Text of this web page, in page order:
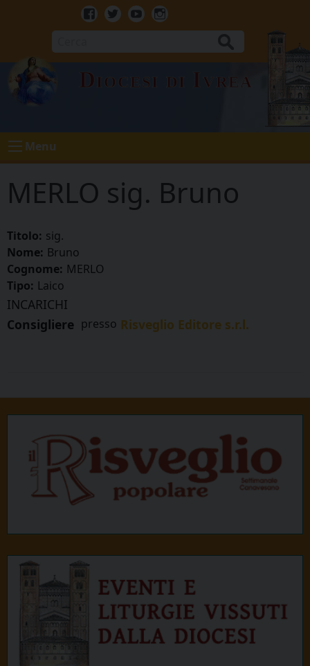
Facebook
TwitterYoutubeInstagram
Diocesi di Ivrea
Menu
MERLO sig. Bruno
Titolo: sig.
Nome: Bruno
Cognome: MERLO
Tipo: Laico
INCARICHI
Consigliere presso Risveglio Editore s.r.l.